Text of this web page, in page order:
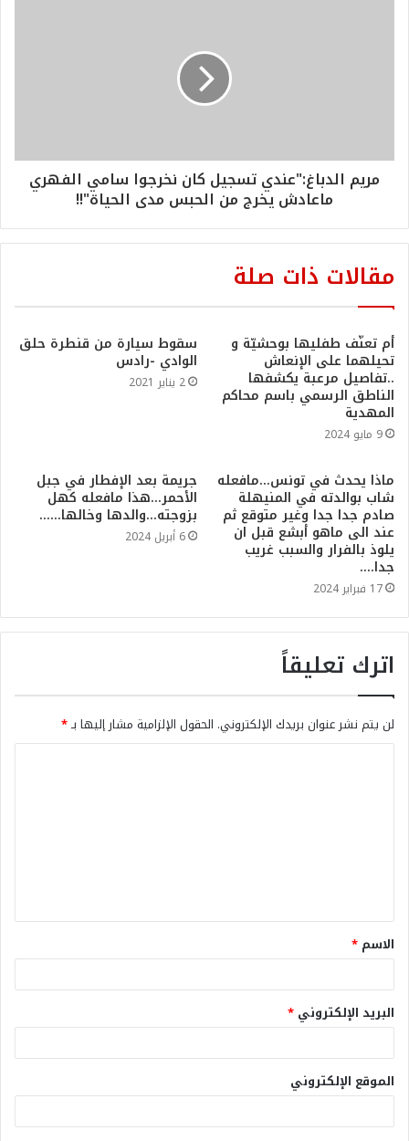
مريم الدباغ:"عندي تسجيل كان نخرجوا سامي الفهري
ماعادش يخرج من الحبس مدى الحياة"!!
مقالات ذات صلة
أم تعنّف طفليها بوحشيّة و
تحيلهما على الإنعاش
..تفاصيل مرعبة يكشفها
الناطق الرسمي باسم محاكم
المهدية
9 مايو 2024
سقوط سيارة من قنطرة حلق
الوادي -رادس
2 يناير 2021
ماذا يحدث في تونس…مافعله
شاب بوالدته في المنيهلة
صادم جدا جدا وغير متوقع ثم
عند الى ماهو أبشع قبل ان
يلوذ بالفرار والسبب غريب
جدا….
17 فبراير 2024
جريمة بعد الإفطار في جبل
الأحمر…هذا مافعله كهل
بزوجته…والدها وخالها……
6 أبريل 2024
اترك تعليقاً
لن يتم نشر عنوان بريدك الإلكتروني. الحقول الإلزامية مشار إليها بـ*
الاسم *
البريد الإلكتروني *
الموقع الإلكتروني